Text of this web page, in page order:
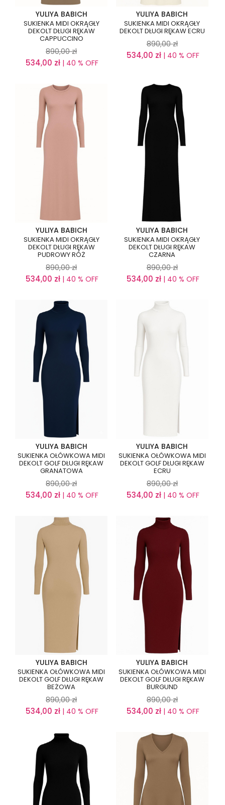
YULIYA BABICH
SUKIENKA MIDI OKRĄGŁY
DEKOLT DŁUGI RĘKAW
CAPPUCCINO
890,00 zł
534,00 zł | 40 % OFF
YULIYA BABICH
SUKIENKA MIDI OKRĄGŁY
DEKOLT DŁUGI RĘKAW ECRU
890,00 zł
534,00 zł| 40 % OFF
YULIYA BABICH
SUKIENKA MIDI OKRĄGŁY
DEKOLT DŁUGI RĘKAW
PUDROWY RÓŻ
890,00 zł
534,00 zł | 40 % OFF
YULIYA BABICH
SUKIENKA MIDI OKRĄGŁY
DEKOLT DŁUGI RĘKAW
CZARNA
890,00 zł
534,00 zł| 40 % OFF
YULIYA BABICH
SUKIENKA OŁÓWKOWA MIDI
DEKOLT GOLF DŁUGI RĘKAW
GRANATOWA
890,00 zł
534,00 zł | 40 % OFF
YULIYA BABICH
SUKIENKA OŁÓWKOWA MIDI
DEKOLT GOLF DŁUGI RĘKAW
ECRU
890,00 zł
534,00 zł| 40 % OFF
YULIYA BABICH
SUKIENKA OŁÓWKOWA MIDI
DEKOLT GOLF DŁUGI RĘKAW
BEŻOWA
890,00 zł
534,00 zł | 40 % OFF
YULIYA BABICH
SUKIENKA OŁÓWKOWA MIDI
DEKOLT GOLF DŁUGI RĘKAW
BURGUND
890,00 zł
534,00 zł| 40 % OFF